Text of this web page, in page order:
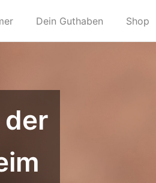
Dein Guthaben Shop